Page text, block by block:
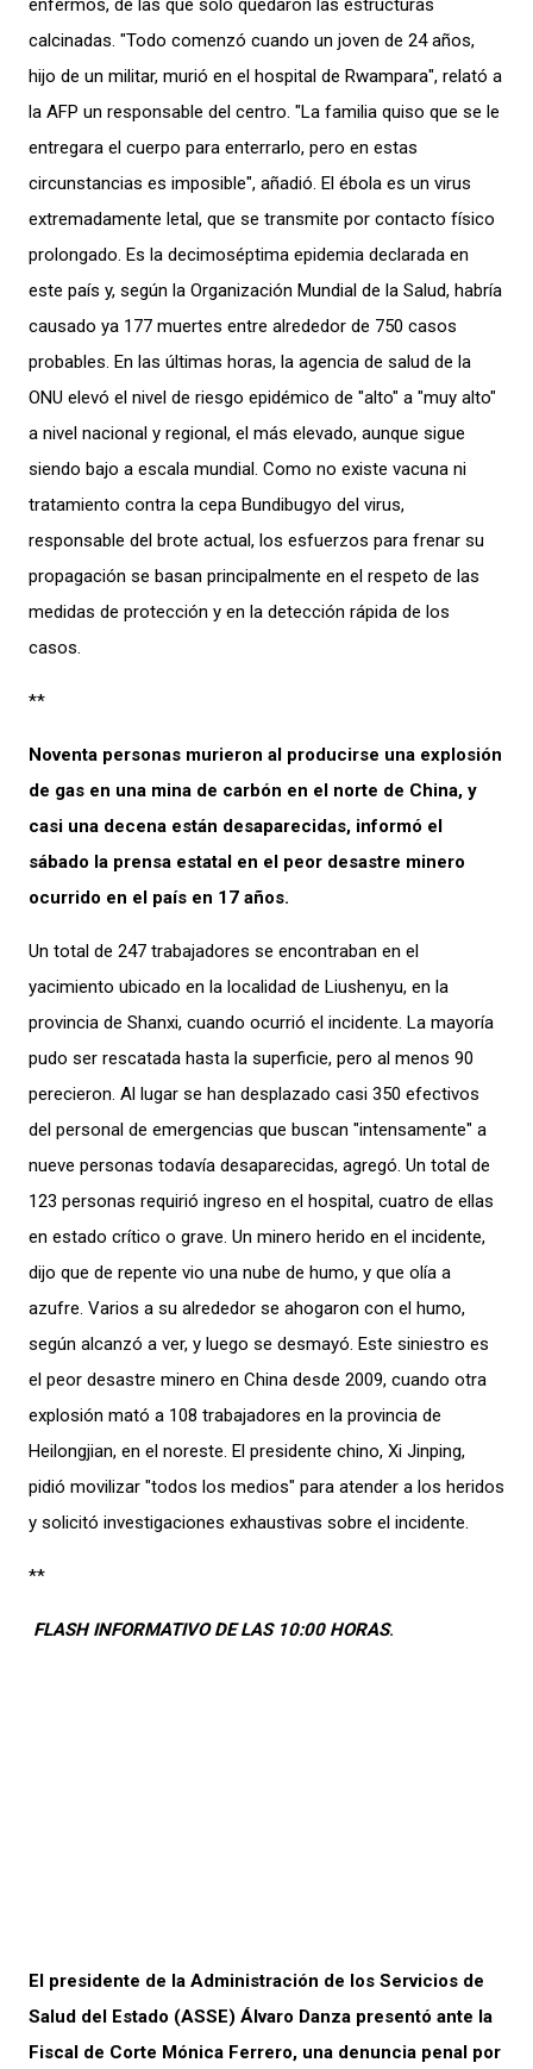
enfermos, de las que solo quedaron las estructuras
calcinadas. "Todo comenzó cuando un joven de 24 años,
hijo de un militar, murió en el hospital de Rwampara", relató a
la AFP un responsable del centro. "La familia quiso que se le
entregara el cuerpo para enterrarlo, pero en estas
circunstancias es imposible", añadió. El ébola es un virus
extremadamente letal, que se transmite por contacto físico
prolongado. Es la decimoséptima epidemia declarada en
este país y, según la Organización Mundial de la Salud, habría
causado ya 177 muertes entre alrededor de 750 casos
probables. En las últimas horas, la agencia de salud de la
ONU elevó el nivel de riesgo epidémico de "alto" a "muy alto"
a nivel nacional y regional, el más elevado, aunque sigue
siendo bajo a escala mundial. Como no existe vacuna ni
tratamiento contra la cepa Bundibugyo del virus,
responsable del brote actual, los esfuerzos para frenar su
propagación se basan principalmente en el respeto de las
medidas de protección y en la detección rápida de los
casos.
**
Noventa personas murieron al producirse una explosión
de gas en una mina de carbón en el norte de China, y
casi una decena están desaparecidas, informó el
sábado la prensa estatal en el peor desastre minero
ocurrido en el país en 17 años.
Un total de 247 trabajadores se encontraban en el
yacimiento ubicado en la localidad de Liushenyu, en la
provincia de Shanxi, cuando ocurrió el incidente. La mayoría
pudo ser rescatada hasta la superficie, pero al menos 90
perecieron. Al lugar se han desplazado casi 350 efectivos
del personal de emergencias que buscan "intensamente" a
nueve personas todavía desaparecidas, agregó. Un total de
123 personas requirió ingreso en el hospital, cuatro de ellas
en estado crítico o grave. Un minero herido en el incidente,
dijo que de repente vio una nube de humo, y que olía a
azufre. Varios a su alrededor se ahogaron con el humo,
según alcanzó a ver, y luego se desmayó. Este siniestro es
el peor desastre minero en China desde 2009, cuando otra
explosión mató a 108 trabajadores en la provincia de
Heilongjian, en el noreste. El presidente chino, Xi Jinping,
pidió movilizar "todos los medios" para atender a los heridos
y solicitó investigaciones exhaustivas sobre el incidente.
**
FLASH INFORMATIVO DE LAS 10:00 HORAS.
El presidente de la Administración de los Servicios de
Salud del Estado (ASSE) Álvaro Danza presentó ante la
Fiscal de Corte Mónica Ferrero, una denuncia penal por